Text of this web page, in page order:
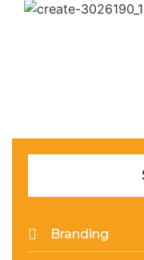
Branding